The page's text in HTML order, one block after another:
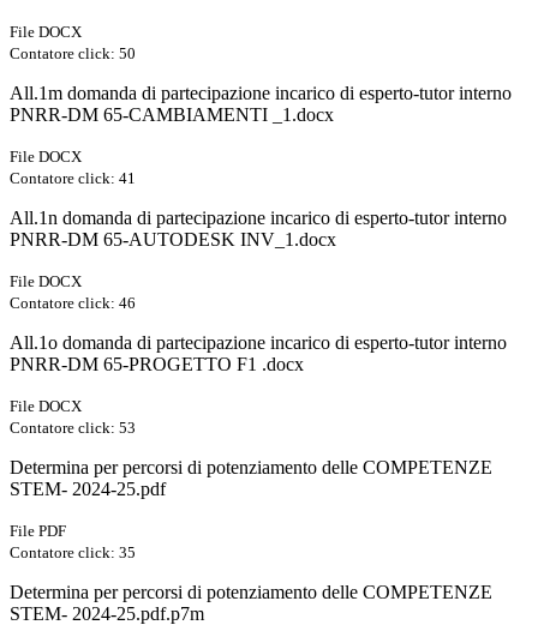
File DOCX
Contatore click: 50
All.1m domanda di partecipazione incarico di esperto-tutor interno
PNRR-DM 65-CAMBIAMENTI _1.docx
File DOCX
Contatore click: 41
All.1n domanda di partecipazione incarico di esperto-tutor interno
PNRR-DM 65-AUTODESK INV_1.docx
File DOCX
Contatore click: 46
All.1o domanda di partecipazione incarico di esperto-tutor interno
PNRR-DM 65-PROGETTO F1 .docx
File DOCX
Contatore click: 53
Determina per percorsi di potenziamento delle COMPETENZE
STEM- 2024-25.pdf
File PDF
Contatore click: 35
Determina per percorsi di potenziamento delle COMPETENZE
STEM- 2024-25.pdf.p7m